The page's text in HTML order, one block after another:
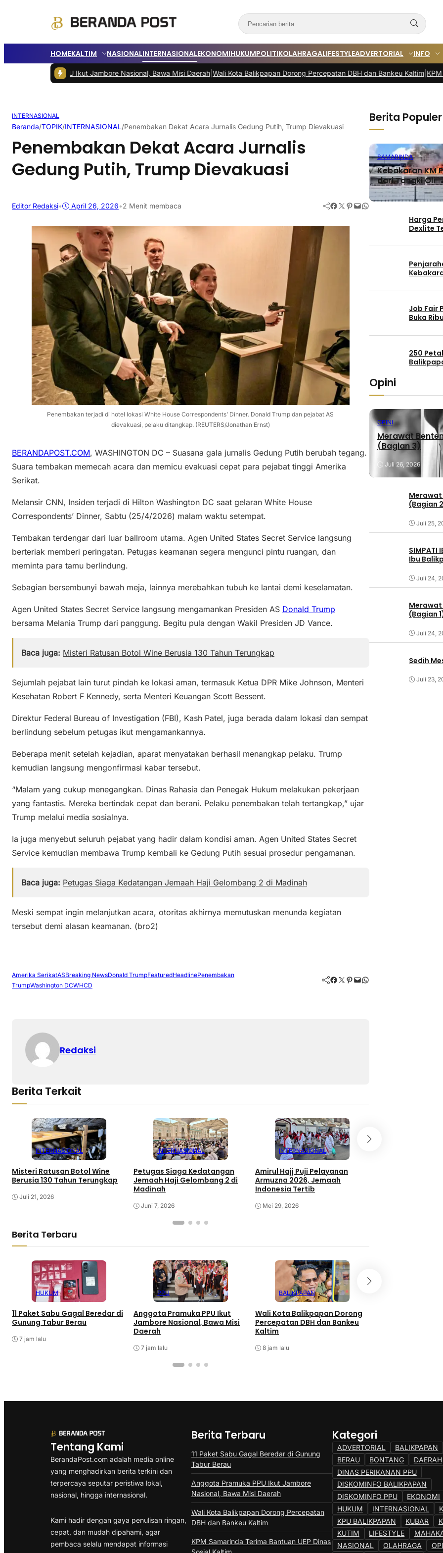
HOMEKALTIM NASIONALINTERNASIONALEKONOMIHUKUMPOLITIKOLAHRAGALIFESTYLEADVERTORIAL INFO
PPU Ikut Jambore Nasional, Bawa Misi Daerah|Wali Kota Balikpapan Dorong Percepatan DBH dan Bankeu Kaltim|KPM Samarinda
INTERNASIONAL
Beranda/TOPIK/INTERNASIONAL/Penembakan Dekat Acara Jurnalis Gedung Putih, Trump Dievakuasi
Penembakan Dekat Acara Jurnalis
Gedung Putih, Trump Dievakuasi
Editor Redaksi• April 26, 2026•2 Menit membaca Facebook Twitter Pinterest Mail WhatsApp
Penembakan terjadi di hotel lokasi White House Correspondents’ Dinner. Donald Trump dan pejabat AS
dievakuasi, pelaku ditangkap. (REUTERS/Jonathan Ernst)
BERANDAPOST.COM, WASHINGTON DC – Suasana gala jurnalis Gedung Putih berubah tegang.
Suara tembakan memecah acara dan memicu evakuasi cepat para pejabat tinggi Amerika
Serikat.
Melansir CNN, Insiden terjadi di Hilton Washington DC saat gelaran White House
Correspondents’ Dinner, Sabtu (25/4/2026) malam waktu setempat.
Tembakan terdengar dari luar ballroom utama. Agen United States Secret Service langsung
berteriak memberi peringatan. Petugas keamanan segera mengunci pintu ruangan, dan
meminta para tamu berlindung.
Sebagian bersembunyi bawah meja, lainnya merebahkan tubuh ke lantai demi keselamatan.
Agen United States Secret Service langsung mengamankan Presiden AS Donald Trump
bersama Melania Trump dari panggung. Begitu pula dengan Wakil Presiden JD Vance.
Baca juga: Misteri Ratusan Botol Wine Berusia 130 Tahun Terungkap
Sejumlah pejabat lain turut pindah ke lokasi aman, termasuk Ketua DPR Mike Johnson, Menteri
Kesehatan Robert F Kennedy, serta Menteri Keuangan Scott Bessent.
Direktur Federal Bureau of Investigation (FBI), Kash Patel, juga berada dalam lokasi dan sempat
berlindung sebelum petugas ikut mengamankannya.
Beberapa menit setelah kejadian, aparat menyatakan berhasil menangkap pelaku. Trump
kemudian langsung mengonfirmasi kabar tersebut.
“Malam yang cukup menegangkan. Dinas Rahasia dan Penegak Hukum melakukan pekerjaan
yang fantastis. Mereka bertindak cepat dan berani. Pelaku penembakan telah tertangkap,” ujar
Trump melalui media sosialnya.
Ia juga menyebut seluruh pejabat yang hadir dalam kondisi aman. Agen United States Secret
Service kemudian membawa Trump kembali ke Gedung Putih sesuai prosedur pengamanan.
Baca juga: Petugas Siaga Kedatangan Jemaah Haji Gelombang 2 di Madinah
Meski sempat ingin melanjutkan acara, otoritas akhirnya memutuskan menunda kegiatan
tersebut demi alasan keamanan. (bro2)
Amerika SerikatASBreaking NewsDonald TrumpFeaturedHeadlinePenembakan
TrumpWashington DCWHCD
Facebook Twitter Pinterest Mail WhatsApp
Redaksi
Berita Terkait
INTERNASIONAL
Misteri Ratusan Botol Wine
Berusia 130 Tahun Terungkap
Juli 21, 2026
INTERNASIONAL
Petugas Siaga Kedatangan
Jemaah Haji Gelombang 2 di
Madinah
Juni 7, 2026
INTERNASIONAL
Amirul Hajj Puji Pelayanan
Armuzna 2026, Jemaah
Indonesia Tertib
Mei 29, 2026
Berita Terbaru
HUKUM
11 Paket Sabu Gagal Beredar di
Gunung Tabur Berau
7 jam lalu
PPU
Anggota Pramuka PPU Ikut
Jambore Nasional, Bawa Misi
Daerah
7 jam lalu
BALIKPAPAN
Wali Kota Balikpapan Dorong
Percepatan DBH dan Bankeu
Kaltim
8 jam lalu
Berita Populer
SAMARINDA
Kebakaran KM
dari Tangki Oli
Harga
Dexlite
Job Fair
Buka
250
Opini
OPINI
Merawat
(Bagian 3)
Juli 26, 2026
Merawat
(Bagian
Juli 25,
SIMPATI
Ibu
Juli 24,
Merawat
(Bagian
Juli 24,
Sedih
Juli 23,
Tentang Kami
BerandaPost.com adalah media online
yang menghadirkan berita terkini dan
terpercaya seputar peristiwa lokal,
nasional, hingga internasional.
Kami hadir dengan gaya penulisan ringan,
cepat, dan mudah dipahami, agar
pembaca selalu mendapat informasi
Berita Terbaru
11 Paket Sabu Gagal Beredar di Gunung
Tabur Berau
Anggota Pramuka PPU Ikut Jambore
Nasional, Bawa Misi Daerah
Wali Kota Balikpapan Dorong Percepatan
DBH dan Bankeu Kaltim
KPM Samarinda Terima Bantuan UEP Dinas
Kategori
ADVERTORIAL
BALIKPAPAN
BERAU
BONTANG
DAERAH
DINAS PERIKANAN PPU
DISKOMINFO BALIKPAPAN
DISKOMINFO PPU
EKONOMI
HUKUM
INTERNASIONAL
KPU BALIKPAPAN
KUBAR
KUTIM
LIFESTYLE
NASIONAL
OLAHRAGA